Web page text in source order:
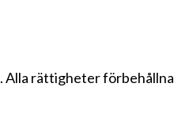
. Alla rättigheter